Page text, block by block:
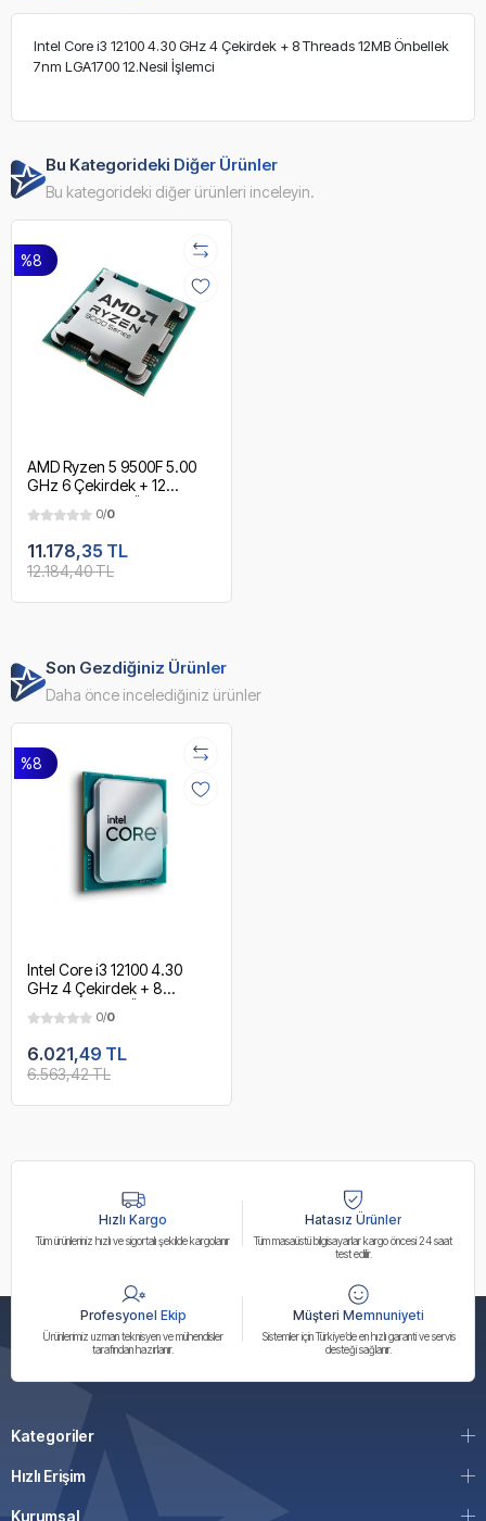
Intel Core i3 12100 4.30 GHz 4 Çekirdek + 8 Threads 12MB Önbellek
7nm LGA1700 12.Nesil İşlemci
Bu Kategorideki Diğer Ürünler
Bu kategorideki diğer ürünleri inceleyin.
%8
AMD Ryzen 5 9500F 5.00
GHz 6 Çekirdek + 12
4nm AM5 İşlemci
0/0
11.178,35 TL
12.184,40 TL
Son Gezdiğiniz Ürünler
Daha önce incelediğiniz ürünler
%8
Intel Core i3 12100 4.30
GHz 4 Çekirdek + 8
7nm LGA1700 12.Nesil
İşlemci
0/0
6.021,49 TL
6.563,42 TL
Hızlı Kargo
Tüm ürünleriniz hızlı ve sigortalı şekilde kargolanır
Hatasız Ürünler
Tüm masaüstü bilgisayarlar kargo öncesi 24 saat
test edilir.
Profesyonel Ekip
Ürünlerimiz uzman teknisyen ve mühendisler
tarafından hazırlanır.
Müşteri Memnuniyeti
Sistemler için Türkiye’de en hızlı garanti ve servis
desteği sağlanır.
Kategoriler
Hızlı Erişim
Kurumsal